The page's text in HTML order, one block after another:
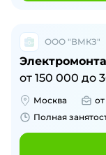
ООО "ВМКЗ"
от 150 000 до
Москва от
Полная